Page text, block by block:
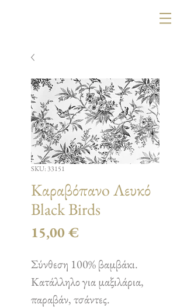
SKU: 33151
Καραβόπανo Λευκό
Black Birds
15,00 €
Σύνθεση 100% βαμβάκι.
Κατάλληλο για μαξιλάρια,
παραβάν, τσάντες.